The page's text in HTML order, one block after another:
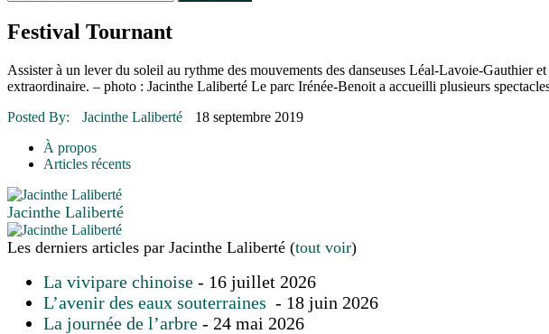
30 juin 2015
Fantaisie et créativité en mode jeunesse
16 juillet 2026 | Une Saint-Jean rassembleuse
16 juillet 2026 | POLITIQUE
16 juillet 2026 | ENVIRONNEMENT
Festival Tournant
Assister à un lever du soleil au rythme des mouvements des danseuses Léal-Lavoie-
extraordinaire. – photo : Jacinthe Laliberté Le parc Irénée-Benoit a accueilli plusieurs
Posted By:
Jacinthe Laliberté
18 septembre 2019
À propos
Articles récents
Jacinthe Laliberté
Les derniers articles par Jacinthe Laliberté (tout voir)
La vivipare chinoise - 16 juillet 2026
L’avenir des eaux souterraines - 18 juin 2026
La journée de l’arbre - 24 mai 2026